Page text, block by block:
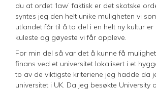
du at ordet ‘law’ faktisk er det skotske
syntes jeg den helt unike muligheten vi
utlandet får til å ta del i en helt ny kultur
kuleste og gøyeste vi får oppleve.
For min del så var det å kunne få
finans ved et universitet lokalisert i et
to av de viktigste kriteriene jeg hadde da
universitet i UK. Da jeg besøkte University